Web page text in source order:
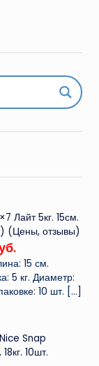
Лайт 5кг. 15см.
(Цены, отзывы)
15 см.
5 кг. Диаметр:
10 шт. […]
Snap
10шт.